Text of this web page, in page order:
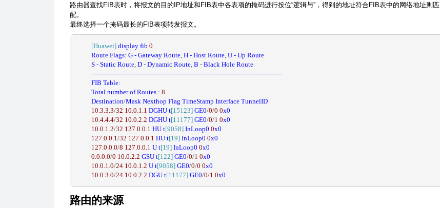
路由器查找FIB表时，将报文的目的IP地址和FIB表中各表项的掩码进行按位“逻辑与”，得到的地址符合FIB表中的网络地址则匹
配。
最终选择一个掩码最长的FIB表项转发报文。
[Huawei] display fib 0
Route Flags: G - Gateway Route H - Host Route U - Up Route
S - Static Route D - Dynamic Route B - Black Hole Route
---------------------------------------------------------------------------------------------
FIB Table:
Total number of Routes : 8
Destination/Mask Nexthop Flag TimeStamp Interface TunnelID
10.3 .3 .3/32 10.0 .1 .1 DGHU t[15123] GE0/0/0 0x0
10.4 .4 .4/32 10.0 .2 .2 DGHU t[11177] GE0/0/1 0x0
10.0 .1 .2/32 127.0 .0 .1 HU t[9058] InLoop0 0x0
127.0 .0 .1 /32 127.0 .0 .1 HU t[19] InLoop0 0x0
127.0 .0 .0/8 127.0 .0 .1 U t[19] InLoop0 0x0
0.0 .0 .0/0 10.0 .2 .2 GSU t[122] GE0/0/1 0x0
10.0 .1 .0/24 10.0 .1 .2 U t[9058] GE0/0/0 0x0
10.0 .3 .0/24 10.0 .2 .2 DGU t[11177] GE0/0/1 0x0
路由的来源